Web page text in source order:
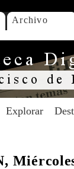
Archivo
Explorar